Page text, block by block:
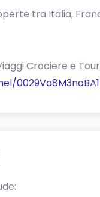
tra Italia,
Crociere e